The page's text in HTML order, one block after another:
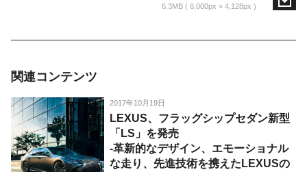
6.3MB 6,000px × 4,128px
関連コンテンツ
2017年10月19日
LEXUS、フラッグシップセダン新型
「LS」を発売
-革新的なデザイン、エモーショナル
な走り、先進技術を携えたLEXUSの